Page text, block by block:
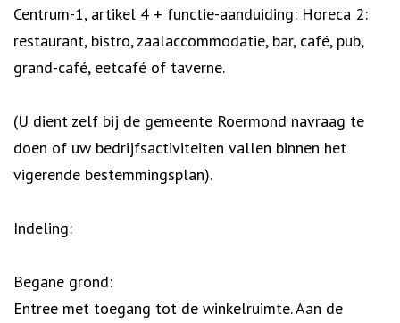
Centrum-1, artikel 4 + functie-aanduiding: Horeca 2:
restaurant, bistro, zaalaccommodatie, bar, café, pub,
grand-café, eetcafé of taverne.
(U dient zelf bij de gemeente Roermond navraag te
doen of uw bedrijfsactiviteiten vallen binnen het
vigerende bestemmingsplan).
Indeling:
Begane grond:
Entree met toegang tot de winkelruimte. Aan de